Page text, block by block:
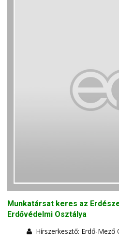
Munkatársat keres az
Erdővédelmi Osztálya
Hírszerkesztő: Erdő-Mező